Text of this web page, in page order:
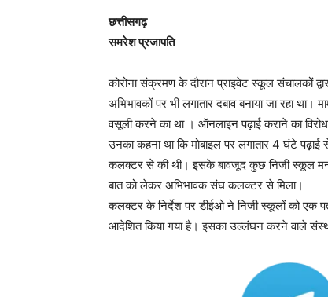
छत्तीसगढ़
समरेश प्रजापति
कोरोना संक्रमण के दौरान प्राइवेट स्कूल संचालकों
अभिभावकों पर भी लगातार दबाव बनाया जा रहा
वसूली करने का था । ऑनलाइन पढ़ाई कराने का
उनका कहना था कि मोबाइल पर लगातार 4 घंटे
कलक्टर से की थी। इसके बावजूद कुछ निजी स्कूल
बात को लेकर अभिभावक संघ कलक्टर से मिला।
कलक्टर के निर्देश पर डीईओ ने निजी स्कूलों को एक
आदेशित किया गया है। इसका उल्लंघन करने वाले